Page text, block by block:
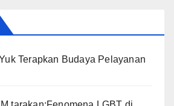
Terapkan Budaya Pelayanan